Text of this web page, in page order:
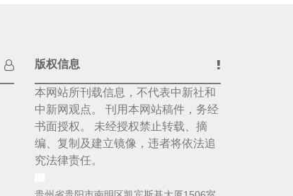
版权信息
本网站所刊载信息，不代表中新社和
中新网观点。 刊用本网站稿件，务经
书面授权。 未经授权禁止转载、摘
编、复制及建立镜像，违者将依法追
究法律责任。